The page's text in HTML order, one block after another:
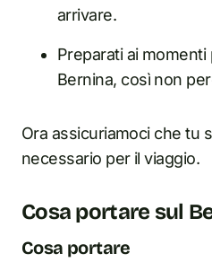
arrivare.
Preparati ai
Bernina, così non
Ora assicuriamoci che tu
necessario per il viaggio.
Cosa portare sul
Cosa portare